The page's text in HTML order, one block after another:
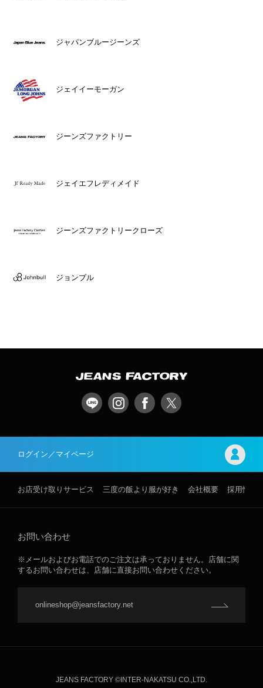
ジャパンブルージーンズ
ジェイイーモーガン
ジーンズファクトリー
ジェイエフレディメイド
ジーンズファクトリークローズ
ジョンブル
ログイン／マイページ
お店受け取りサービス 三度の飯より服が好き 会社概要 採用情報
お問い合わせ
※メールおよびお電話でのご注文は承っておりません。店舗に関
するお問い合わせは、店舗に直接お問い合わせください。
onlineshop@jeansfactory.net
JEANS FACTORY ©INTER-NAKATSU CO.,LTD.